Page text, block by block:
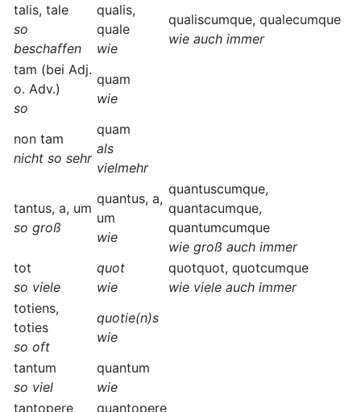
talis, tale
so
beschaffen
qualis,
quale
wie
qualiscumque, qualecumque
wie auch immer
tam (bei Adj.
o. Adv.)
so
quam
wie
non tam
nicht so sehr
quam
als
vielmehr
tantus, a, um
so groß
quantus, a,
um
wie
quantuscumque,
quantacumque,
quantumcumque
wie groß auch immer
tot
so viele
quot
wie
quotquot, quotcumque
wie viele auch immer
totiens,
toties
so oft
quotie(n)s
wie
tantum
so viel
quantum
wie
tantopere
quantopere